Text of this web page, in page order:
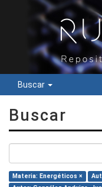
Buscar
Buscar
Materia: Energéticos ×